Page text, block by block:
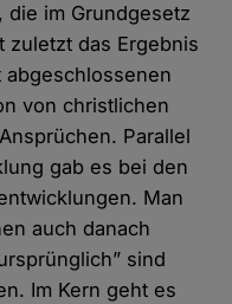
die im Grundgesetz
zuletzt das Ergebnis
von christlichen
Parallel
gab es bei den
Man
auch danach
sind
Im Kern geht es